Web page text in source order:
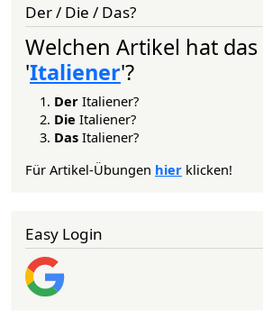
Der / Die / Das?
Welchen Artikel hat
'Italiener'?
Der Italiener?
Die Italiener?
Das Italiener?
Für Artikel-Übungen hier klicken!
Easy Login